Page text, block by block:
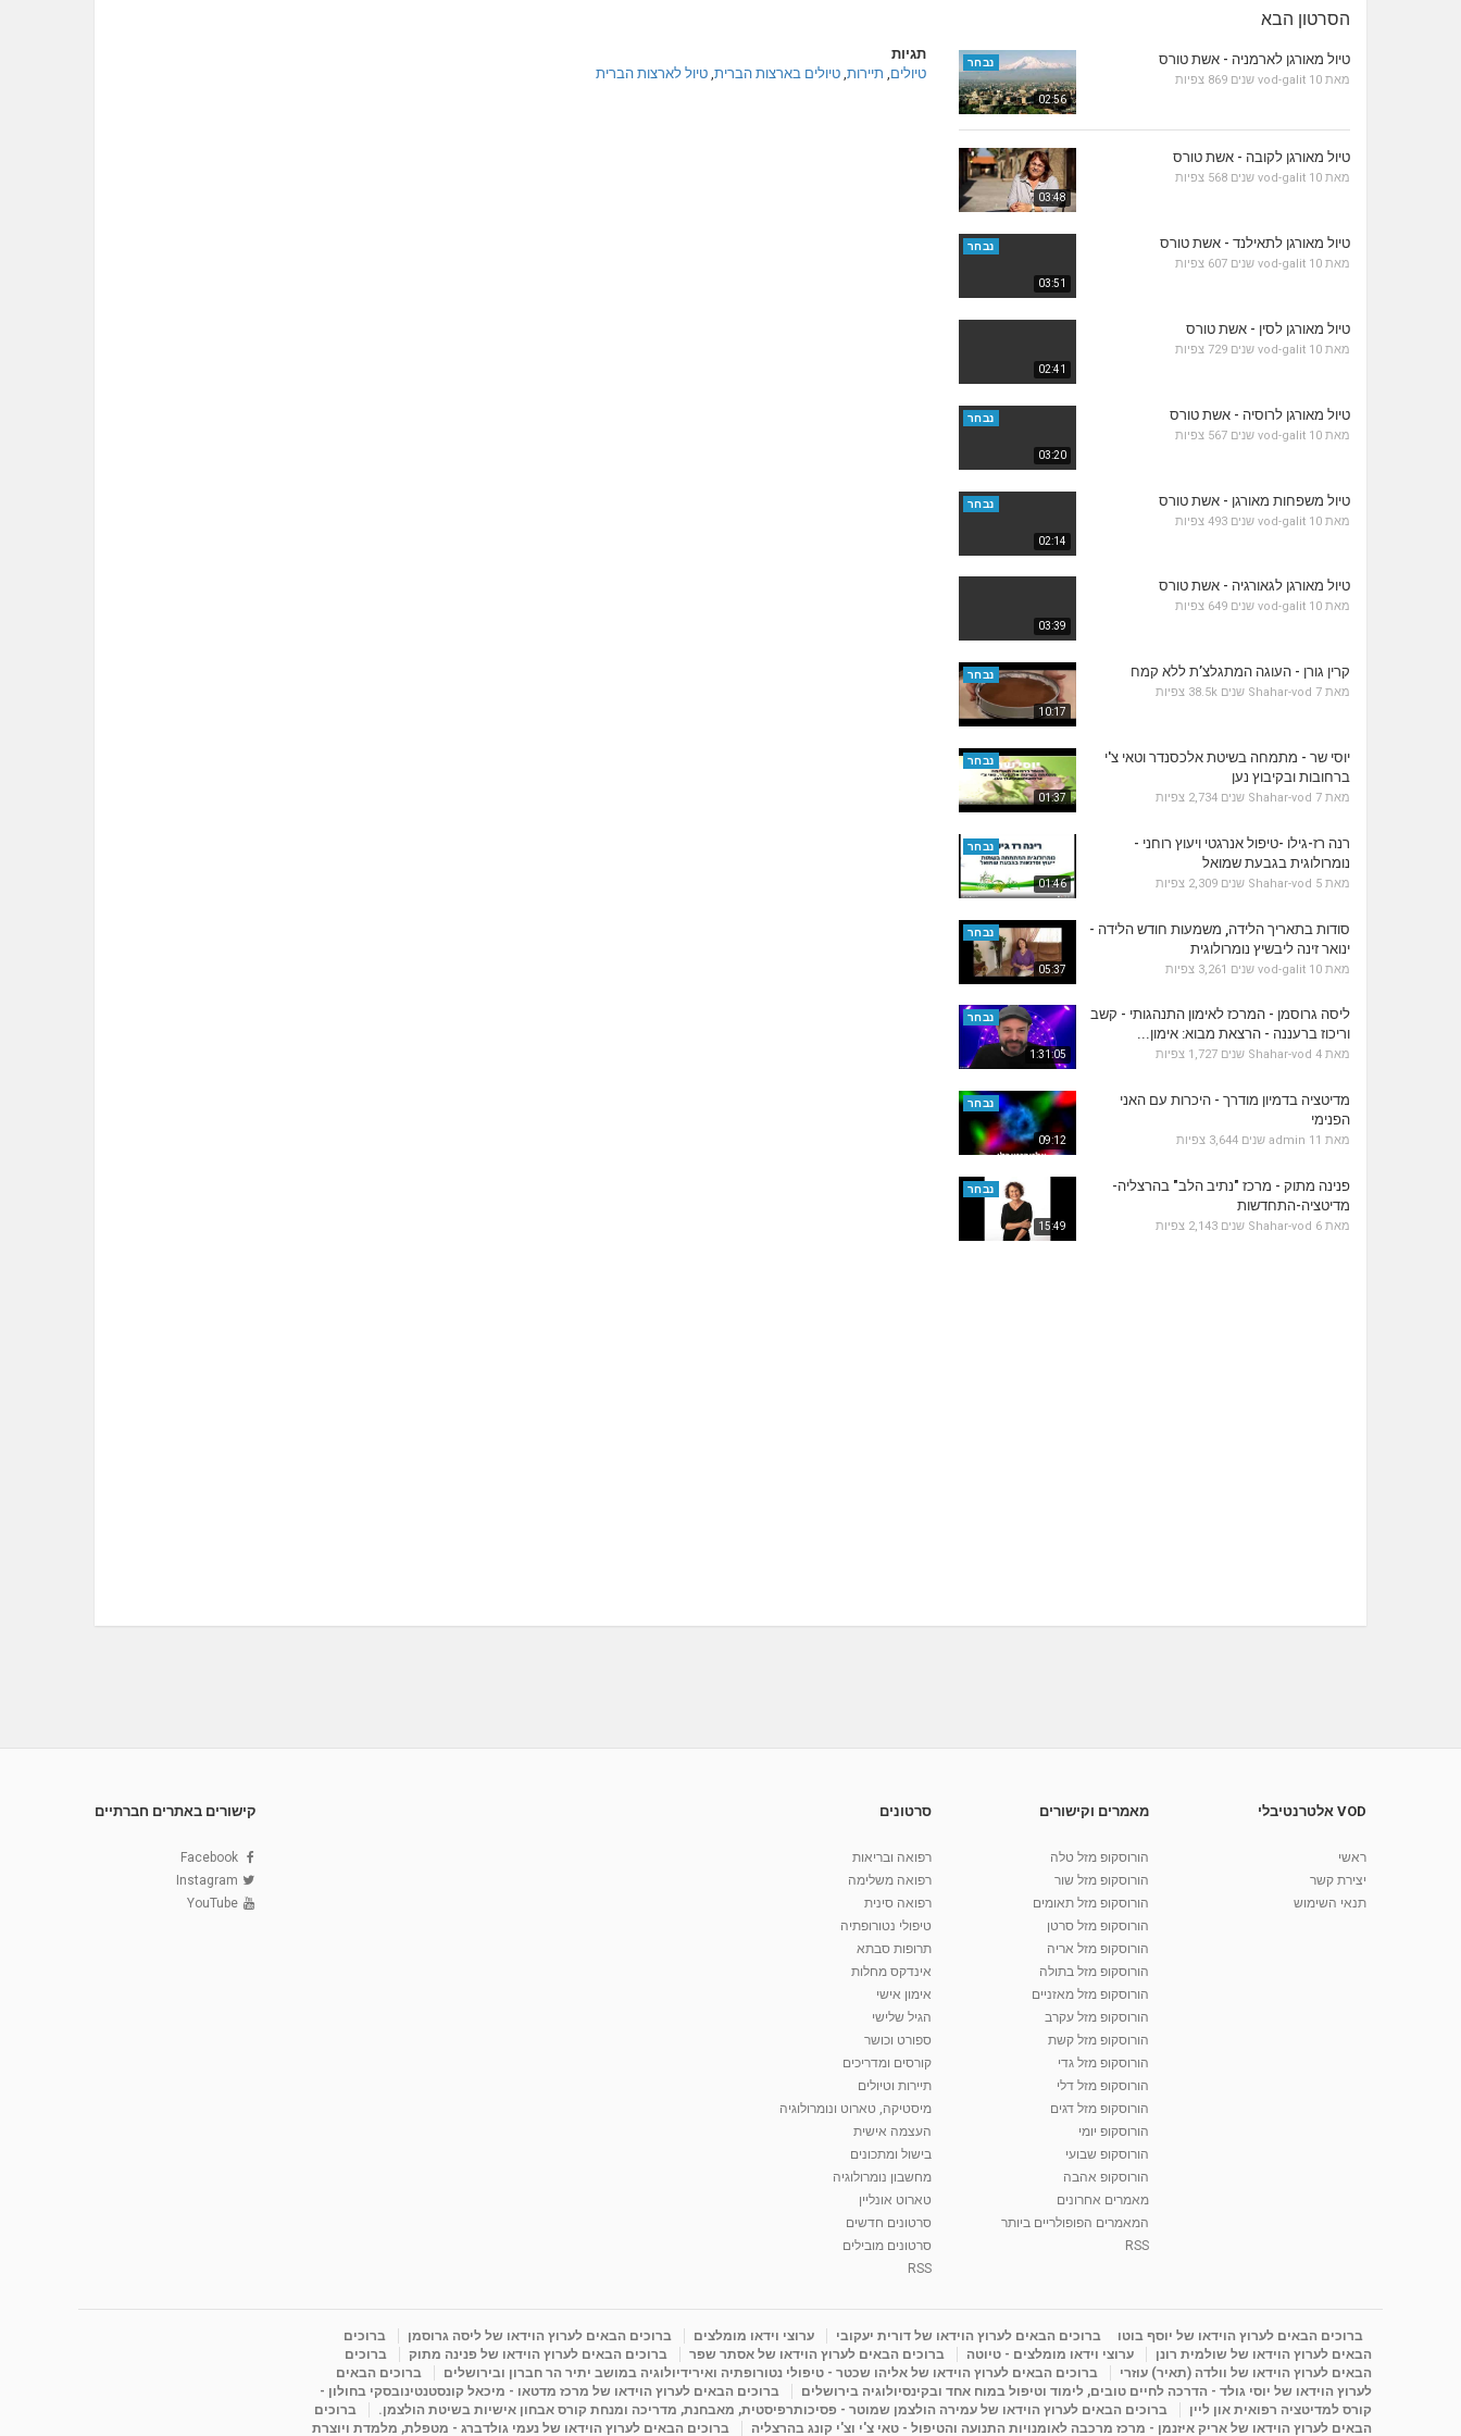
תגיות
טיולים, תיירות, טיולים בארצות הברית, טיול לארצות הברית
הסרטון הבא
02:56
נבחר טיול מאורגן לארמניה - אשת טורס
מאת vod-galit 10 שנים 869 צפיות
03:48
טיול מאורגן לקובה - אשת טורס
מאת vod-galit 10 שנים 568 צפיות
03:51
נבחר טיול מאורגן לתאילנד - אשת טורס
מאת vod-galit 10 שנים 607 צפיות
02:41
טיול מאורגן לסין - אשת טורס
מאת vod-galit 10 שנים 729 צפיות
03:20
נבחר טיול מאורגן לרוסיה - אשת טורס
מאת vod-galit 10 שנים 567 צפיות
02:14
נבחר טיול משפחות מאורגן - אשת טורס
מאת vod-galit 10 שנים 493 צפיות
03:39
טיול מאורגן לגאורגיה - אשת טורס
מאת vod-galit 10 שנים 649 צפיות
10:17
נבחר קרין גורן - העוגה המתגלצ’ת ללא קמח
מאת Shahar-vod 7 שנים 38.5k צפיות
01:37
נבחר
יוסי שר - מתמחה בשיטת אלכסנדר וטאי צ'י
ברחובות ובקיבוץ נען
מאת Shahar-vod 7 שנים 2,734 צפיות
01:46
נבחר
רנה רז-גילו -טיפול אנרגטי ויעוץ רוחני -
נומרולוגית בגבעת שמואל
מאת Shahar-vod 5 שנים 2,309 צפיות
05:37
נבחר
סודות בתאריך הלידה, משמעות חודש הלידה -
ינואר זינה ליבשיץ נומרולוגית
מאת vod-galit 10 שנים 3,261 צפיות
1:31:05
נבחר
ליסה גרוסמן - המרכז לאימון התנהגותי - קשב
וריכוז ברעננה - הרצאת מבוא: אימון...
מאת Shahar-vod 4 שנים 1,727 צפיות
09:12
נבחר
מדיטציה בדמיון מודרך - היכרות עם האני
הפנימי
מאת admin 11 שנים 3,644 צפיות
15:49
נבחר
פנינה מתוק - מרכז "נתיב הלב" בהרצליה-
מדיטציה-התחדשות
מאת Shahar-vod 6 שנים 2,143 צפיות
VOD אלטרנטיבלי
ראשי
יצירת קשר
תנאי השימוש
מאמרים וקישורים
הורוסקופ מזל טלה
הורוסקופ מזל שור
הורוסקופ מזל תאומים
הורוסקופ מזל סרטן
הורוסקופ מזל אריה
הורוסקופ מזל בתולה
הורוסקופ מזל מאזניים
הורוסקופ מזל עקרב
הורוסקופ מזל קשת
הורוסקופ מזל גדי
הורוסקופ מזל דלי
הורוסקופ מזל דגים
הורוסקופ יומי
הורוסקופ שבועי
הורוסקופ אהבה
מאמרים אחרונים
המאמרים הפופולריים ביותר
RSS
סרטונים
רפואה ובריאות
רפואה משלימה
רפואה סינית
טיפולי נטורופתיה
תרופות סבתא
אינדקס מחלות
אימון אישי
הגיל שלישי
ספורט וכושר
קורסים ומדריכים
תיירות וטיולים
מיסטיקה, טארוט ונומרולוגיה
העצמה אישית
בישול ומתכונים
מחשבון נומרולוגיה
טארוט אונליין
סרטונים חדשים
סרטונים מובילים
RSS
קישורים באתרים חברתיים
Facebook
Instagram
YouTube
ברוכים הבאים לערוץ הוידאו של יוסף בוטו ברוכים הבאים לערוץ הוידאו של דורית יעקובי ערוצי וידאו מומלצים ברוכים הבאים לערוץ הוידאו של ליסה גרוסמן
ברוכים
הבאים לערוץ הוידאו של שולמית רונן
ערוצי וידאו מומלצים - טיוטה ברוכים הבאים לערוץ הוידאו של אסתר שפר ברוכים הבאים לערוץ הוידאו של פנינה מתוק
ברוכים
הבאים לערוץ הוידאו של וולדה (תאיר) עוזרי
ברוכים הבאים לערוץ הוידאו של אליהו שכטר - טיפולי נטורופתיה ואירידיולוגיה במושב יתיר הר חברון ובירושלים
ברוכים הבאים
לערוץ הוידאו של יוסי גולד - הדרכה לחיים טובים, לימוד וטיפול במוח אחד ובקינסיולוגיה בירושלים
ברוכים הבאים לערוץ הוידאו של מרכז מדטאו - מיכאל קונסטנטינובסקי בחולון -
קורס למדיטציה רפואית און ליין
ברוכים הבאים לערוץ הוידאו של עמירה הולצמן שמוטר - פסיכותרפיסטית, מאבחנת, מדריכה ומנחת קורס אבחון אישיות בשיטת הולצמן.
ברוכים
הבאים לערוץ הוידאו של אריק איזנמן - מרכז מרכבה לאומנויות התנועה והטיפול - טאי צ'י וצ'י קונג בהרצליה
ברוכים הבאים לערוץ הוידאו של נעמי גולדברג - מטפלת, מלמדת ויוצרת